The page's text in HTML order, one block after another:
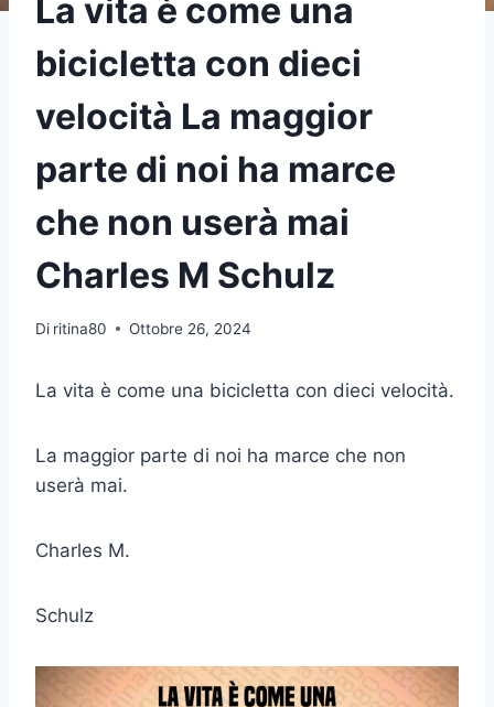
La vita è come una
bicicletta con dieci
velocità La maggior
parte di noi ha marce
che non userà mai
Charles M Schulz
Di ritina80 Ottobre 26, 2024
La vita è come una bicicletta con dieci velocità.
La maggior parte di noi ha marce che non
userà mai.
Charles M.
Schulz